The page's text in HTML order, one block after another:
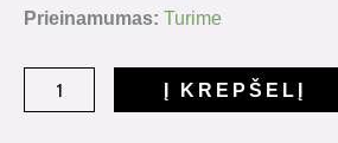
Prieinamumas: Turime
produkto
Professional
Į KREPŠELĮ